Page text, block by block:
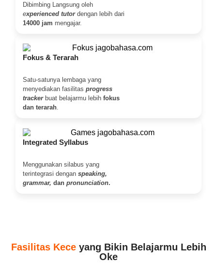
Dibimbing Langsung oleh
experienced tutor dengan lebih dari
14000 jam mengajar.
Fokus & Terarah
Satu-satunya lembaga yang
menyediakan fasilitas progress
tracker buat belajarmu lebih fokus
dan terarah.
Integrated Syllabus
Menggunakan silabus yang
terintegrasi dengan speaking,
grammar, dan pronunciation.
Fasilitas Kece yang Bikin Belajarmu Lebih
Oke